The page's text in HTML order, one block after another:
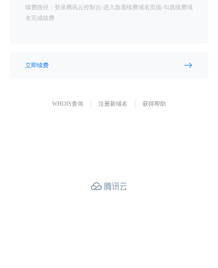
续费路径：登录腾讯云控制台-进入急需续费域名页面-勾选续费域
名完成续费
立即续费
WHOIS查询 注册新域名 获得帮助